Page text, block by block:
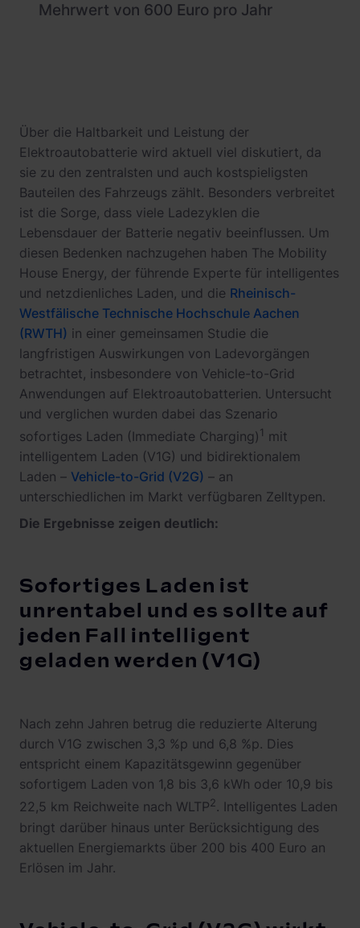
Mehrwert von 600 Euro pro Jahr
Über die Haltbarkeit und Leistung der
Elektroautobatterie wird aktuell viel diskutiert, da
sie zu den zentralsten und auch kostspieligsten
Bauteilen des Fahrzeugs zählt. Besonders verbreitet
ist die Sorge, dass viele Ladezyklen die
Lebensdauer der Batterie negativ beeinflussen. Um
diesen Bedenken nachzugehen haben The Mobility
House Energy, der führende Experte für intelligentes
und netzdienliches Laden, und die Rheinisch-
Westfälische Technische Hochschule Aachen
(RWTH) in einer gemeinsamen Studie die
langfristigen Auswirkungen von Ladevorgängen
betrachtet, insbesondere von Vehicle-to-Grid
Anwendungen auf Elektroautobatterien. Untersucht
und verglichen wurden dabei das Szenario
sofortiges Laden (Immediate Charging)1 mit
intelligentem Laden (V1G) und bidirektionalem
Laden – Vehicle-to-Grid (V2G) – an
unterschiedlichen im Markt verfügbaren Zelltypen.
Die Ergebnisse zeigen deutlich:
Sofortiges Laden ist
unrentabel und es sollte auf
jeden Fall intelligent
geladen werden (V1G)
Nach zehn Jahren betrug die reduzierte Alterung
durch V1G zwischen 3,3 %p und 6,8 %p. Dies
entspricht einem Kapazitätsgewinn gegenüber
sofortigem Laden von 1,8 bis 3,6 kWh oder 10,9 bis
22,5 km Reichweite nach WLTP2. Intelligentes Laden
bringt darüber hinaus unter Berücksichtigung des
aktuellen Energiemarkts über 200 bis 400 Euro an
Erlösen im Jahr.